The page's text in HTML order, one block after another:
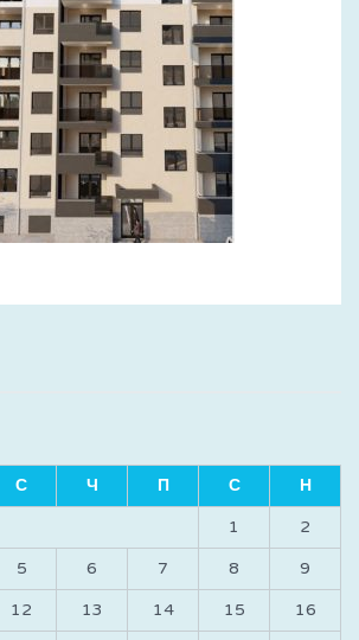
С Ч П С Н
1 2
5 6 7 8 9
12 13 14 15 16